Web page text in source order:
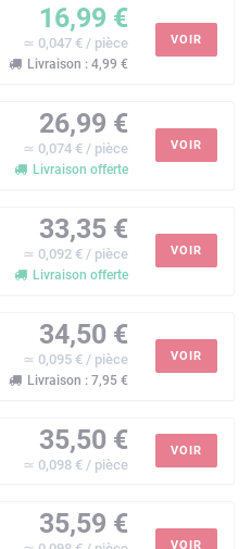
16,99 €
≃ 0,047 € / pièce
Livraison : 4,99 €
VOIR
26,99 €
≃ 0,074 € / pièce
Livraison offerte
VOIR
33,35 €
≃ 0,092 € / pièce
Livraison offerte
VOIR
34,50 €
≃ 0,095 € / pièce
Livraison : 7,95 €
VOIR
35,50 €
≃ 0,098 € / pièce
VOIR
35,59 €
VOIR